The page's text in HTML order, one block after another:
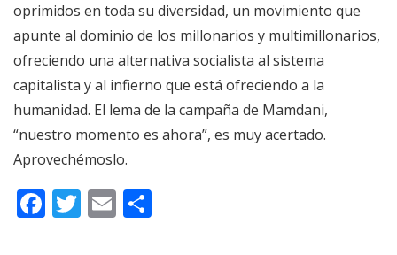
oprimidos en toda su diversidad, un movimiento que
apunte al dominio de los millonarios y multimillonarios,
ofreciendo una alternativa socialista al sistema
capitalista y al infierno que está ofreciendo a la
humanidad. El lema de la campaña de Mamdani,
“nuestro momento es ahora”, es muy acertado.
Aprovechémoslo.
Facebook
Twitter
Email